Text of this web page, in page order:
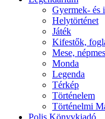
Gyermek- és
Helytörténet
Játék
Kifestők,
Mese,
Monda
Legenda
Térkép
Történelem
Történelmi
Polis Könyvkiadó